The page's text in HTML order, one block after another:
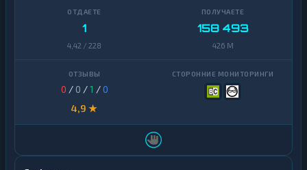
1
4,42 / 228
158 493
426 M
0 / 0 /1 /0
4,9 ★